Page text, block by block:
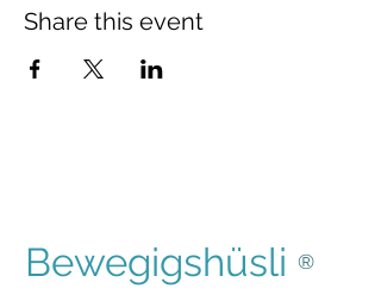
Share this event
Bewegigshüsli ®